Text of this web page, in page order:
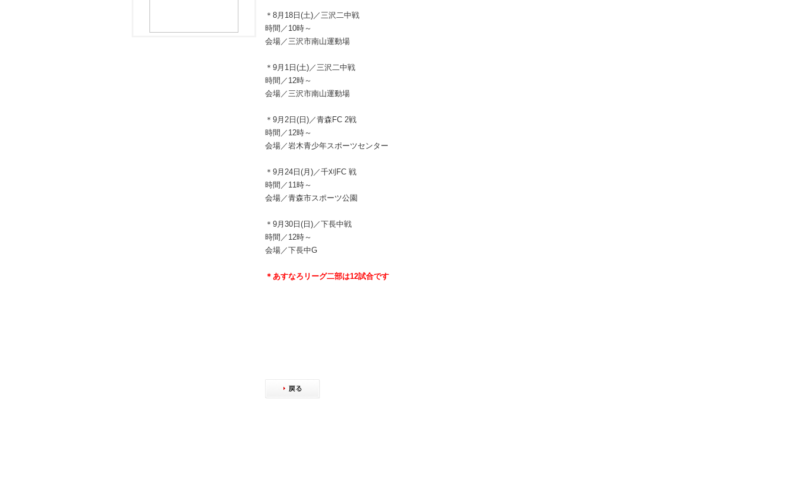
＊8月18日(土)／三沢二中戦
時間／10時～
会場／三沢市南山運動場
＊9月1日(土)／三沢二中戦
時間／12時～
会場／三沢市南山運動場
＊9月2日(日)／青森FC 2戦
時間／12時～
会場／岩木青少年スポーツセンター
＊9月24日(月)／千刈FC 戦
時間／11時～
会場／青森市スポーツ公園
＊9月30日(日)／下長中戦
時間／12時～
会場／下長中G
＊あすなろリーグ二部は12試合です